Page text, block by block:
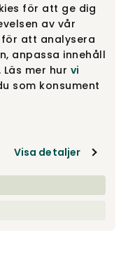
för att ge dig
av vår
att analysera
anpassa innehåll
mer hur vi
som konsument
Visa detaljer
7 540 kr